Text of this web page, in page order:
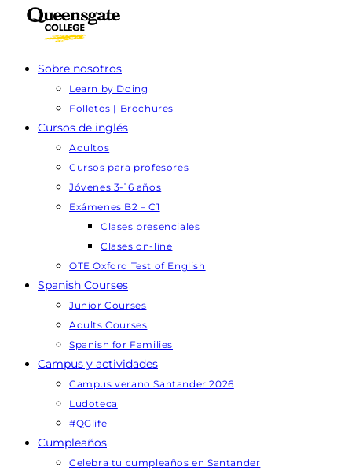
Sobre nosotros
Learn by Doing
Folletos | Brochures
Cursos de inglés
Adultos
Cursos para profesores
Jóvenes 3-16 años
Exámenes B2 – C1
Clases presenciales
Clases on-line
OTE Oxford Test of English
Spanish Courses
Junior Courses
Adults Courses
Spanish for Families
Campus y actividades
Campus verano Santander 2026
Ludoteca
#QGlife
Cumpleaños
Celebra tu cumpleaños en Santander